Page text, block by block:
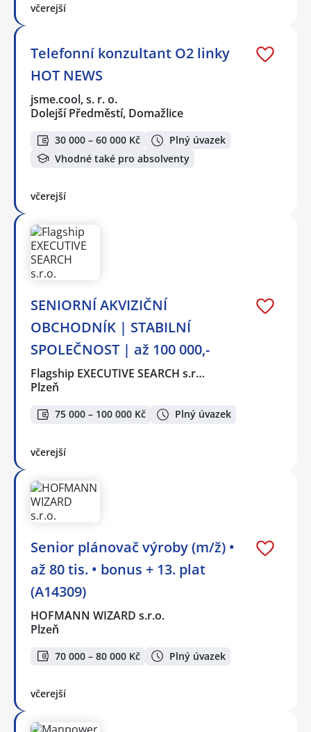
včerejší
Telefonní konzultant O2 linky
HOT NEWS
jsme.cool, s. r. o.
Dolejší Předměstí, Domažlice
30 000 – 60 000 Kč
Plný úvazek
Vhodné také pro absolventy
včerejší
SENIORNÍ AKVIZIČNÍ
OBCHODNÍK | STABILNÍ
SPOLEČNOST | až 100 000,-
Flagship EXECUTIVE SEARCH s.r…
Plzeň
75 000 – 100 000 Kč Plný úvazek
včerejší
Senior plánovač výroby (m/ž) •
až 80 tis. • bonus + 13. plat
(A14309)
HOFMANN WIZARD s.r.o.
Plzeň
70 000 – 80 000 Kč Plný úvazek
včerejší